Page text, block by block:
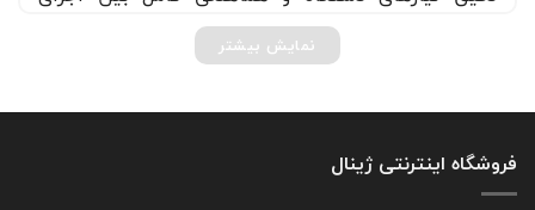
تاپ است؛ چرا که هر لپ‌تاپ با قطعات خاصی
می‌تواند به عملکرد سیستم آسیب برساند. بنابراین
نمایش بیشتر
فروشگاه اینترنتی ژینال